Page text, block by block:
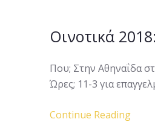
Οινοτικά
Που; Στην Αθηναΐδα
Ώρες; 11-3 για
Continue Reading